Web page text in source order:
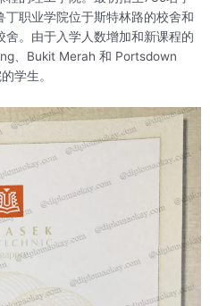
职业学院位于斯特林路的校舍和
。由于入学人数增加和新课程的
、Bukit Merah 和 Portsdown
学生。